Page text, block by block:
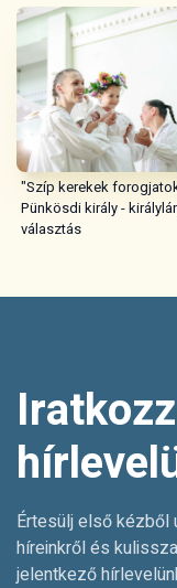
"Szíp kerekek
Pünkösdi király -
választás
Értesülj első kézből
híreinkről és
jelentkező